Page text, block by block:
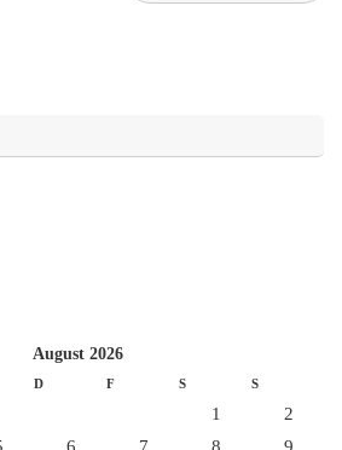
August 2026
D F S S
1
2